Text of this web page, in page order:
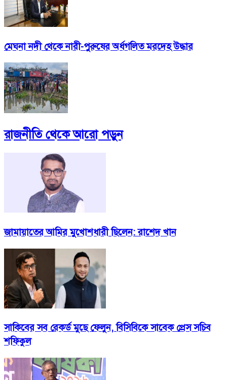
মেঘনা নদী থেকে নারী-পুরুষের অর্ধগলিত মরদেহ উদ্ধার
রাজনীতিথেকে আরো পড়ুন
জামায়াতের আমির মুখোশধারী ছিলেন: রাশেদ খান
সাকিবের সব রেকর্ড মুছে ফেলুন, বিসিবিকে সাবেক প্রেস সচিব
শফিকুল